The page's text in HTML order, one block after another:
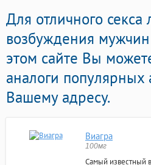
Для отличного
возбуждения
этом сайте Вы
аналоги популярных
Вашему адресу.
Виагра
100мг
Самый известный